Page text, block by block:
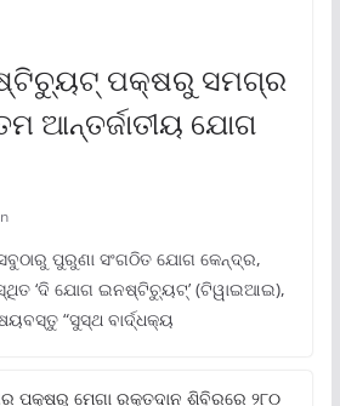
ପକ୍ଷରୁ ସମଗ୍ର
ଆନ୍ତର୍ଜାତୀୟ ଯୋଗ
ପୁରୁଣା ସଂଗଠିତ ଯୋଗ କେନ୍ଦ୍ର,
ସ୍ଥିତ ‘ଦି ଯୋଗ ଇନଷ୍ଟିଚ୍ୟୁଟ୍‌’ (ଟିୱାଇଆଇ),
“ସୁସ୍ଥ ବାର୍ଦ୍ଧକ୍ୟ
ପକ୍ଷରୁ ମେଗା ରକ୍ତଦାନ ଶିବିରରେ ୨୮୦